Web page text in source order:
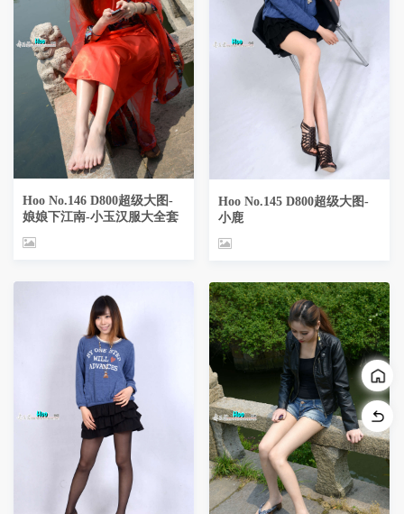
Hoo No.146 D800超级大图-
娘娘下江南-小玉汉服大全套
Hoo No.145 D800超级大图-
小鹿